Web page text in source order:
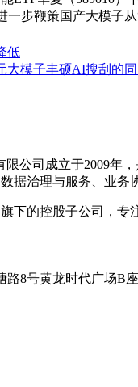
步鞭策国产大模子从
低
大模子丰硕AI搜刮的
限公司成立于2009年
据治理与服务、业务
下的控股子公司，专
8号黄龙时代广场B